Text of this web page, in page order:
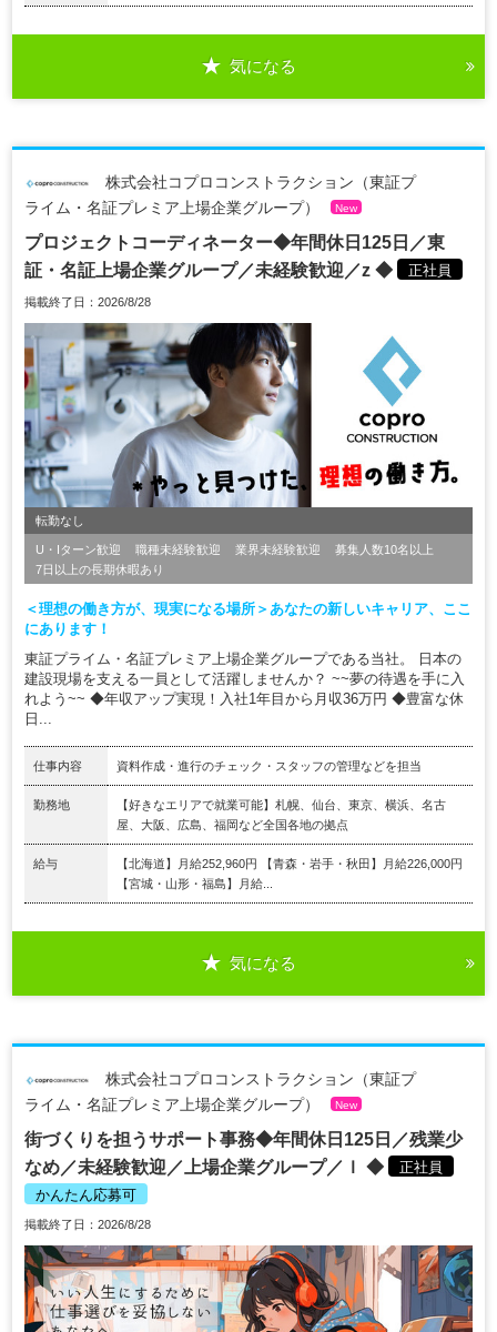
気になる
株式会社コプロコンストラクション（東証プ
ライム・名証プレミア上場企業グループ）
New
プロジェクトコーディネーター◆年間休日125日／東
証・名証上場企業グループ／未経験歓迎／z ◆
正社員
掲載終了日：2026/8/28
転勤なし
U・Iターン歓迎 職種未経験歓迎 業界未経験歓迎
募集人数10名以上
7日以上の長期休暇あり
＜理想の働き方が、現実になる場所＞あなたの新しいキャリア、ここ
にあります！
東証プライム・名証プレミア上場企業グループである当社。 日本の
建設現場を支える一員として活躍しませんか？ ~~夢の待遇を手に入
れよう~~ ◆年収アップ実現！入社1年目から月収36万円 ◆豊富な休
日...
仕事内容 資料作成・進行のチェック・スタッフの管理などを担当
勤務地
【好きなエリアで就業可能】札幌、仙台、東京、横浜、名古
屋、大阪、広島、福岡など全国各地の拠点
給与
【北海道】月給252,960円 【青森・岩手・秋田】月給226,000円
【宮城・山形・福島】月給...
気になる
株式会社コプロコンストラクション（東証プ
ライム・名証プレミア上場企業グループ）
New
街づくりを担うサポート事務◆年間休日125日／残業少
なめ／未経験歓迎／上場企業グループ／ｌ ◆
正社員
かんたん応募可
掲載終了日：2026/8/28